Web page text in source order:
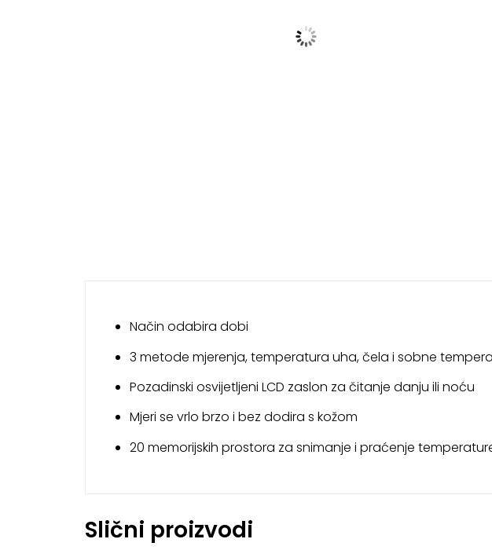
Način odabira dobi
3 metode mjerenja, temperatura uha, čela i sobne
Pozadinski osvijetljeni LCD zaslon za čitanje danju ili noću
Mjeri se vrlo brzo i bez dodira s kožom
20 memorijskih prostora za snimanje i praćenje
Slični proizvodi